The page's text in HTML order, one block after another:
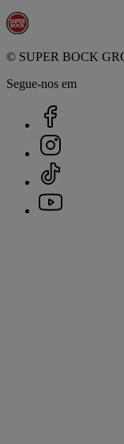
© SUPER BOCK
Segue-nos em